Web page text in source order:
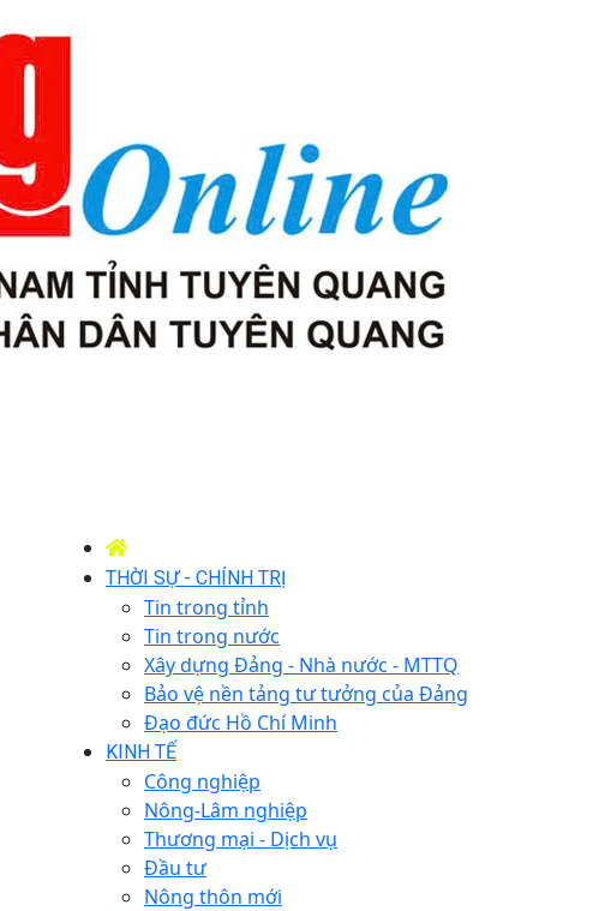
THỜI SỰ - CHÍNH TRỊ
Tin trong tỉnh
Tin trong nước
Xây dựng Đảng - Nhà nước - MTTQ
Bảo vệ nền tảng tư tưởng của Đảng
Đạo đức Hồ Chí Minh
KINH TẾ
Công nghiệp
Nông-Lâm nghiệp
Thương mại - Dịch vụ
Đầu tư
Nông thôn mới